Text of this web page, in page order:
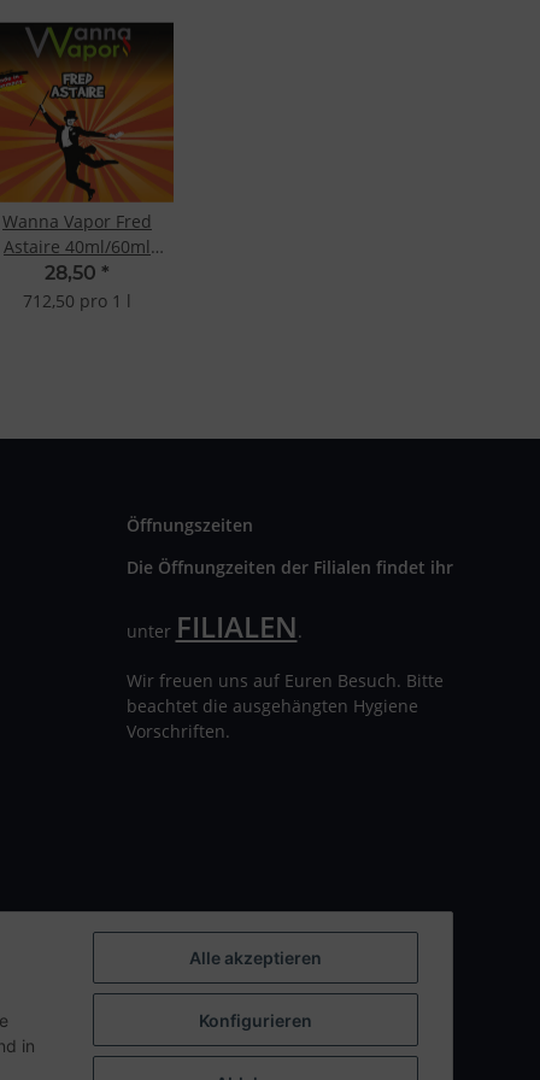
Wanna Vapor Fred
Astaire 40ml/60ml
Shake&Vape
28,50 *
712,50 pro 1 l
Öffnungszeiten
Die Öffnungzeiten der Filialen findet ihr
unter FILIALEN.
Wir freuen uns auf Euren Besuch. Bitte
beachtet die ausgehängten Hygiene
Vorschriften.
in
Alle akzeptieren
Konfigurieren